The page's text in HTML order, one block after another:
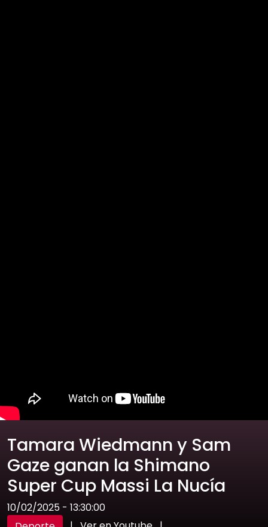
Tamara Wiedmann y Sam
Gaze ganan la Shimano
Super Cup Massi La Nucía
10/02/2025 - 13:30:00